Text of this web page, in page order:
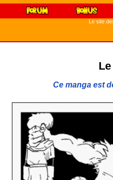
Le site
Ce manga est